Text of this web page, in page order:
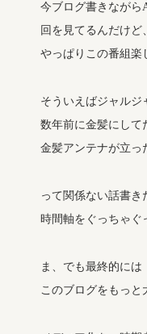
今ブログ書きながら
回を見てるんだけど、
やっぱりこの番組楽
そういえばジャルジ
数年前に金髪にして
金髪アンテナが立っ
って関係ない話書
時間軸をぐっちゃぐ
ま、でも最終的には
このブログをもっと